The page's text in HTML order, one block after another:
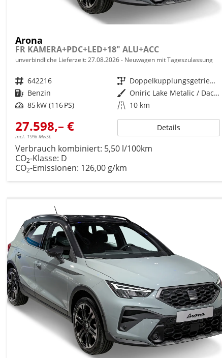
Arona
FR KAMERA+PDC+LED+18" ALU+ACC
unverbindliche Lieferzeit:27.08.2026 Neuwagen mit Tageszulassung
Fahrzeugnr. 642216 Getriebe
Doppelkupplungsgetriebe (DSG)
Kraftstoff Benzin Außenfarbe
Oniric Lake Metalic / Dach: Midnight Schwarz Metallic
Leistung 85 kW (116 PS) Kilometerstand 10 km
27.598,– €
incl. 19% MwSt.
Details
Verbrauch kombiniert: 5,50 l/100km
CO2-Klasse: D
CO2-Emissionen: 126,00 g/km